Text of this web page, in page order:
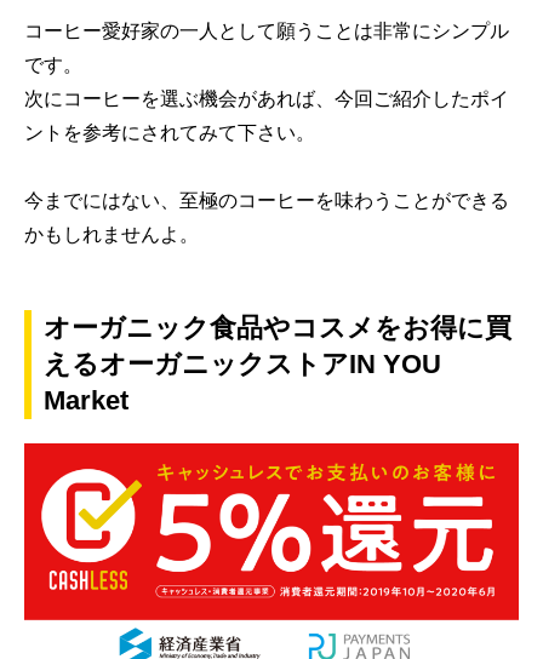
コーヒー愛好家の一人として願うことは非常にシンプル
です。
次にコーヒーを選ぶ機会があれば、今回ご紹介したポイ
ントを参考にされてみて下さい。
今までにはない、至極のコーヒーを味わうことができる
かもしれませんよ。
オーガニック食品やコスメをお得に買
えるオーガニックストアIN YOU
Market